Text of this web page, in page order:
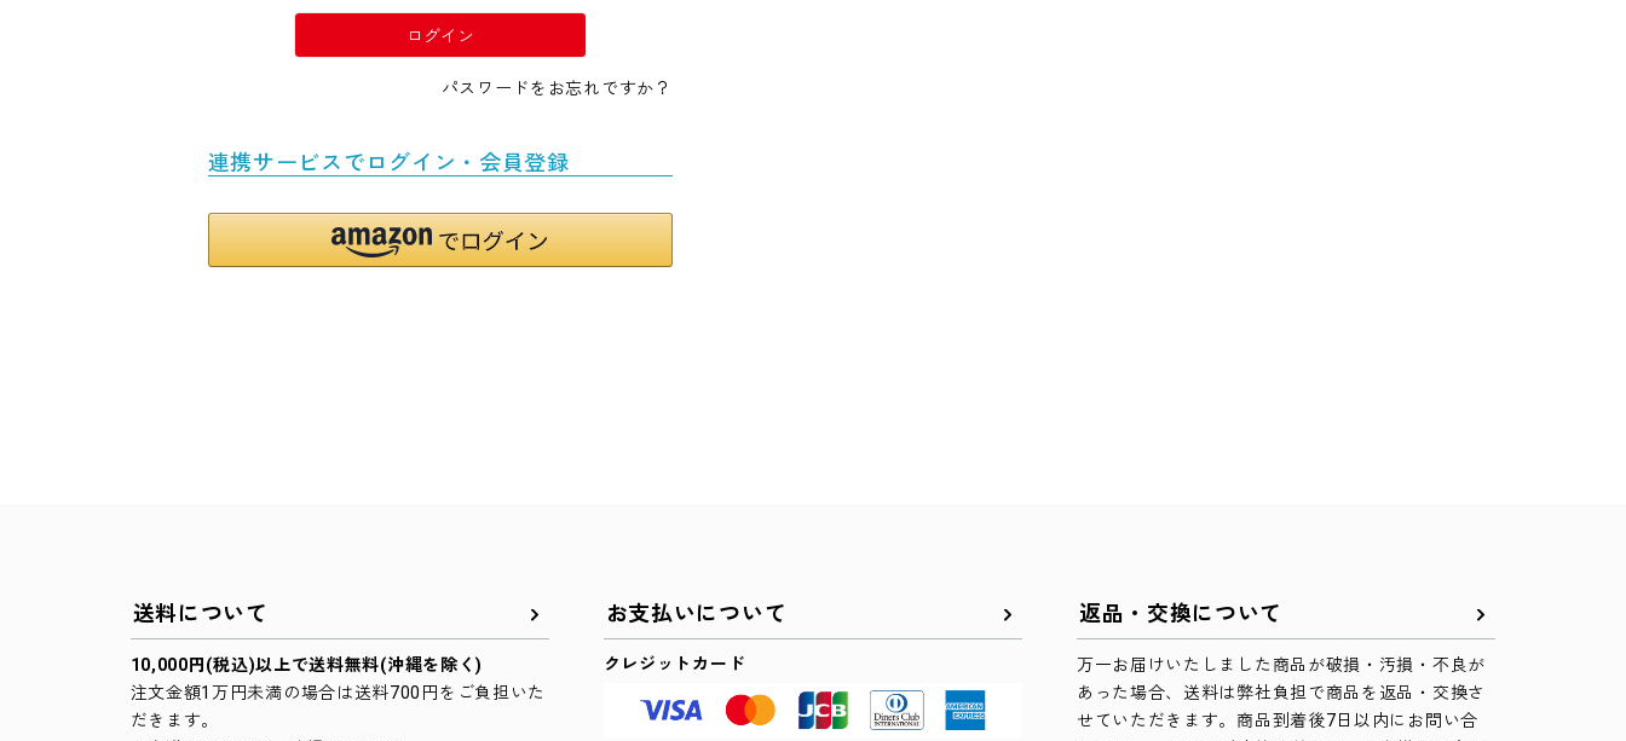
ログイン
パスワードをお忘れですか？
連携サービスでログイン・会員登録
送料について
10,000円(税込)以上で送料無料(沖縄を除く)
注文金額1万円未満の場合は送料700円をご負担いた
だきます。
お支払いについて
クレジットカード
返品・交換について
万一お届けいたしました商品が破損・汚損・不良が
あった場合、送料は弊社負担で商品を返品・交換さ
せていただきます。商品到着後7日以内にお問い合